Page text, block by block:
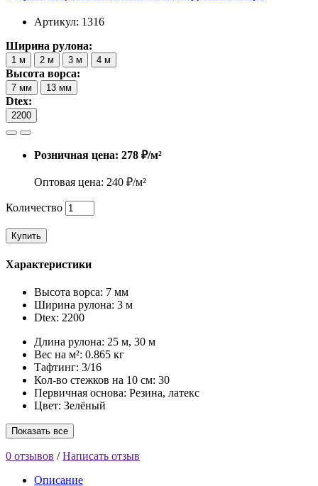
Артикул: 1316
Ширина рулона:
1 м 2 м 3 м 4 м
Высота ворса:
7 мм 13 мм
Dtex:
2200
Розничная цена: 278 ₽/м²
Оптовая цена: 240 ₽/м²
Количество
Купить
Характеристики
Высота ворса: 7 мм
Ширина рулона: 3 м
Dtex: 2200
Длина рулона: 25 м, 30 м
Вес на м²: 0.865 кг
Тафтинг: 3/16
Кол-во стежков на 10 см: 30
Первичная основа: Резина, латекс
Цвет: Зелёный
Показать все
0 отзывов /Написать отзыв
Описание